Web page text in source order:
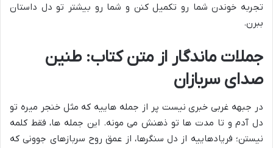
تجربه خوندن شما رو تکمیل کنن و شما رو بیشتر تو دل داستان
ببرن.
جملات ماندگار از متن کتاب: طنین
صدای سربازان
در جبهه غربی خبری نیست پر از جمله هاییه که مثل خنجر میره تو
دل آدم و تا مدت ها تو ذهنش می مونه. این جمله ها، فقط کلمه
نیستن؛ فریادهاییه از دل سنگرها، از عمق روح سربازهای جوونی که